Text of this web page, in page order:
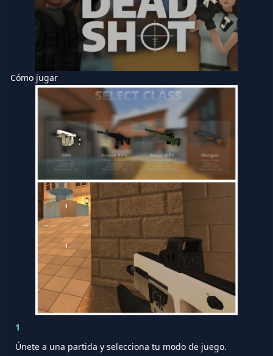
Cómo jugar
1
Únete a una partida y selecciona tu modo de juego.